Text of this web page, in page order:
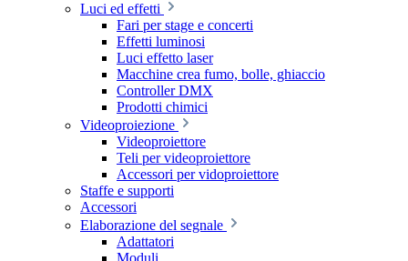
Luci ed effetti
Fari per stage e concerti
Effetti luminosi
Luci effetto laser
Macchine crea fumo, bolle, ghiaccio
Controller DMX
Prodotti chimici
Videoproiezione
Videoproiettore
Teli per videoproiettore
Accessori per vidoproiettore
Staffe e supporti
Accessori
Elaborazione del segnale
Adattatori
Moduli